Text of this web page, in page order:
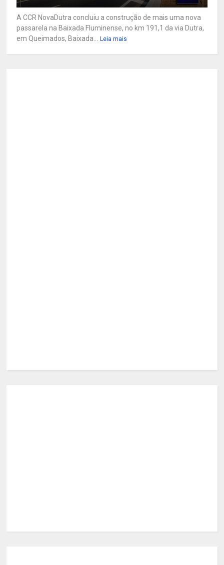
A CCR NovaDutra concluiu a construção de mais uma nova
passarela na Baixada Fluminense, no km 191,1 da via Dutra,
em Queimados, Baixada...
Leia mais